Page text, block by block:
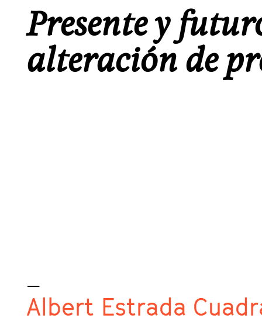
Presente y
alteración de
_
Albert Estrada